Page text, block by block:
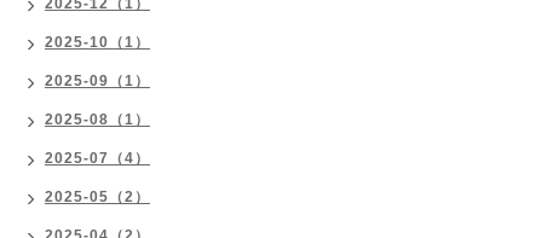
2025-12（1）
2025-10（1）
2025-09（1）
2025-08（1）
2025-07（4）
2025-05（2）